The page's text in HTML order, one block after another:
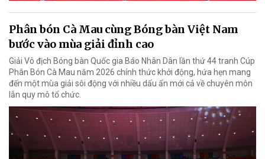
Phân bón Cà Mau cùng Bóng bàn Việt Nam
bước vào mùa giải đỉnh cao
Giải Vô địch Bóng bàn Quốc gia Báo Nhân Dân lần thứ 44 tranh Cúp
Phân Bón Cà Mau năm 2026 chính thức khởi động, hứa hẹn mang
đến một mùa giải sôi động với nhiều dấu ấn mới cả về chuyên môn
lẫn quy mô tổ chức.